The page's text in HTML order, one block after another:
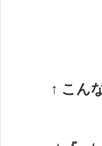
↑ こん